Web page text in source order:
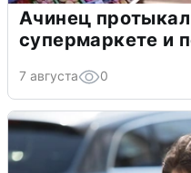
Ачинец
супермаркете и
7 августа 0